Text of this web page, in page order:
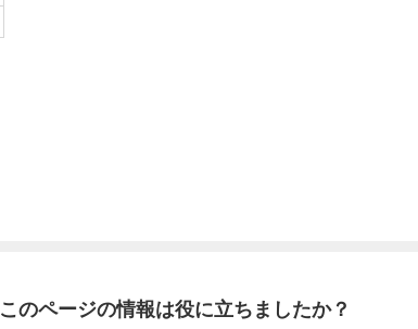
このページの情報は役に立ちましたか？